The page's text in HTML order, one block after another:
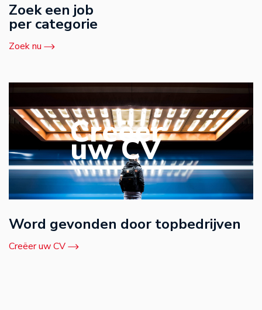
Zoek een job
per categorie
Zoek nu
Creëer
uw CV
Word gevonden door topbedrijven
Creëer uw CV